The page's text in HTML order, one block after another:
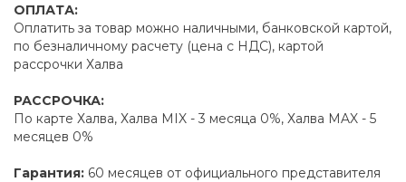
ОПЛАТА:
Оплатить за товар можно наличными, банковской картой,
по безналичному расчету (цена с НДС), картой
рассрочки Халва
РАССРОЧКА:
По карте Халва, Халва MIX - 3 месяца 0%, Халва MAX - 5
месяцев 0%
Гарантия: 60 месяцев от официального представителя